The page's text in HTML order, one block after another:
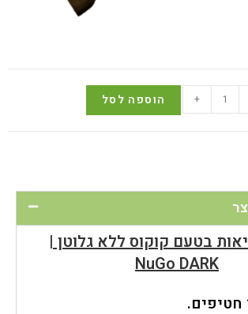
+ הוספה לסל
בטעם קוקוס ללא גלוטן |
NuGo DARK